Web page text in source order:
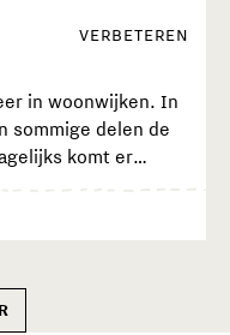
VERBETEREN
in woonwijken. In
sommige delen de
komt er
over. Dit was
90-er jaren hun
woonklimaat creëren